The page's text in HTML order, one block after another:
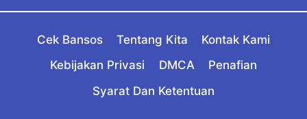
Cek Bansos Tentang Kita
Kontak Kami
Kebijakan Privasi
DMCA
Penafian
Syarat Dan Ketentuan